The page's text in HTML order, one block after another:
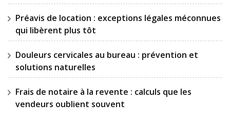
Préavis de location : exceptions légales méconnues
qui libèrent plus tôt
Douleurs cervicales au bureau : prévention et
solutions naturelles
Frais de notaire à la revente : calculs que les
vendeurs oublient souvent